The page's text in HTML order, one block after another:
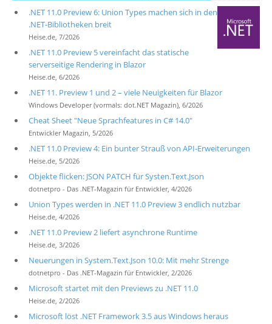
.NET 11.0 Preview 6: Union Types machen sich in den
.NET-Bibliotheken breit
Heise.de, 7/2026
.NET 11.0 Preview 5 vereinfacht das statische
serverseitige Rendering in Blazor
Heise.de, 6/2026
.NET 11. Preview 1 und 2 – viele Neuigkeiten für Blazor
Windows Developer (vormals: dot.NET Magazin), 6/2026
Cheat Sheet "Neue Sprachfeatures in C# 14.0"
Entwickler Magazin, 5/2026
.NET 11.0 Preview 4: Ein bunter Strauß von API-Erweiterungen
Heise.de, 5/2026
Objekte flicken: JSON PATCH für Systen.Text.Json
dotnetpro - Das .NET-Magazin für Entwickler, 4/2026
Union Types werden in .NET 11.0 Preview 3 endlich nutzbar
Heise.de, 4/2026
.NET 11.0 Preview 2 liefert asynchrone Runtime
Heise.de, 3/2026
Neuerungen in System.Text.Json 10.0: Mit mehr Strenge
dotnetpro - Das .NET-Magazin für Entwickler, 2/2026
Microsoft startet mit den Previews zu .NET 11.0
Heise.de, 2/2026
Microsoft löst .NET Framework 3.5 aus Windows heraus